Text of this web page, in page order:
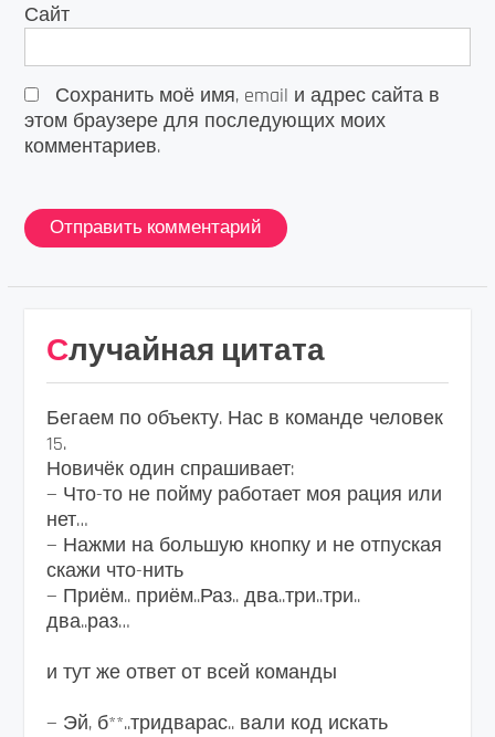
Сайт
Сохранить моё имя, email и адрес сайта в
этом браузере для последующих моих
комментариев.
Случайная цитата
Бегаем по объекту. Нас в команде человек
15.
Новичёк один спрашивает:
— Что-то не пойму работает моя рация или
нет…
— Нажми на большую кнопку и не отпуская
скажи что-нить
— Приём.. приём..Раз.. два..три..три..
два..раз…
и тут же ответ от всей команды
— Эй, б**..тридварас.. вали код искать